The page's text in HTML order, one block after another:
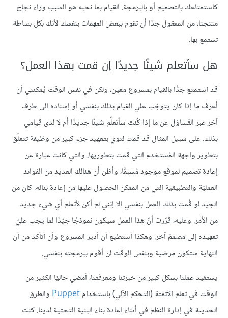
كاستمتاعك بالتصميم أو بالبرمجة. القيام بما نحبه هو السبب وراء نجاح
منتجنا، من المعقول جدًا أن تقوم ببعض المهمات بنفسك لأنك بكل بساطة
تستمع بها.
هل سأتعلم شيئًا جديدًا إن قمت بهذا العمل؟
قد استمتع جدًّا بالقيام بمشروع معين، ولكن في نفس الوقت يُمكنني أن
أعرف ما إذا كان يتوجّب علي القيام بذلك بنفسي أو إسناده إلى طرف
آخر عبر التّساؤل عن ما إذا كُنت سأتعلّم شيئّا جديدًا أم لا لدى قيامي
بذلك. على سبيل المثال قد قمت لتوي بتعهيد جزء كبير من وظيفة تتعلّق
بتطوير واجهة المُستخدم التي قمت بتطوريها، والتي كانت عبارة عن
إعادة تصميم لموقع موجود مُسبقًا، وأظن أن هنالك العديد من الفوائد
العمليّة والتطبيقية التي من الممكن الحصول عليها من إعادة بنائه. كان من
الجيد لو قُمت بذلك العمل بنفسي إلا إنني لم أكن لأتعلم أي شيء جديد
من الأمر. وعليه، قرّرت أنّ هذا العمل سيكون نموذجًا جيّدًا لما يجب عليّ
تعهيده إلى مصممّ آخر. وهكذا أستطيع أن أدير المشروع وأن أتأكد من أن
النهاية ستكون مرضية وبنفس الوقت لن أقوم ببرمجته بنفسي.
يستفيد عملنا بشكل كبير من خبرتنا ومعرفتنا، أمضي حاليًا الكثير من
الوقت في تعلم الأتمتة (التحكم الآلي) باستخدامPuppet والطرق
الحديثة في إدارة النظم في أثناء إعادة بناء البنية التحتية لدينا. كنت